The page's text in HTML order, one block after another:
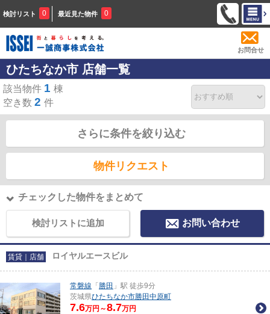
検討リスト 0 最近見た物件 0
お問合せ
ひたちなか市 店舗一覧
該当物件 1 棟
空き数 2 件
さらに条件を絞り込む
物件リクエスト
チェックした物件をまとめて
検討リストに追加 お問い合わせ
賃貸｜店舗 ロイヤルエースビル
常磐線 「 勝田 」駅 徒歩9分
茨城県ひたちなか市勝田中原町
7.6万円～8.7万円